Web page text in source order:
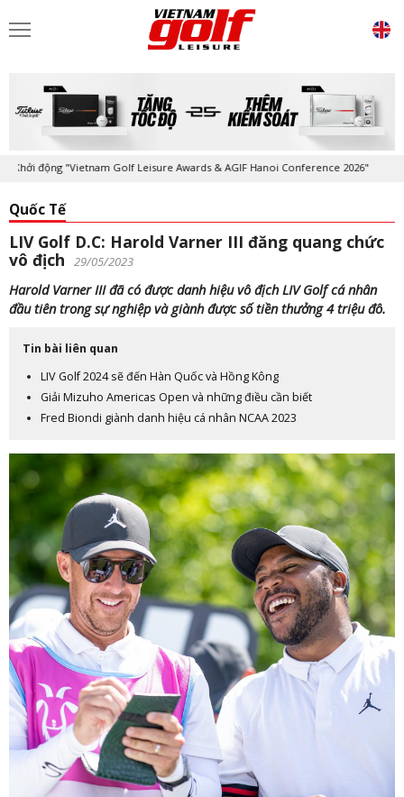
động "Vietnam Golf Leisure Awards & AGIF Hanoi Conference 2026"
Quốc Tế
LIV Golf D.C: Harold Varner III đăng quang chức
vô địch
29/05/2023
Harold Varner III đã có được danh hiệu vô địch LIV Golf cá nhân
đầu tiên trong sự nghiệp và giành được số tiền thưởng 4 triệu đô.
Tin bài liên quan
LIV Golf 2024 sẽ đến Hàn Quốc và Hồng Kông
Giải Mizuho Americas Open và những điều cần biết
Fred Biondi giành danh hiệu cá nhân NCAA 2023